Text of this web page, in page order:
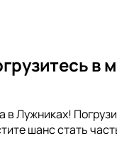
в
Лужниках!
шанс стать